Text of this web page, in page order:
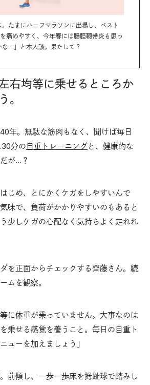
たまにハーフマラソンに出場し、ベスト
痛めやすく、今年春には腸脛靱帯炎も患っ
な…」と本人談。果たして？
右均等に乗せるところか
。
年。無駄な筋肉もなく、聞けば毎日
分の自重トレーニングと、健康的な
が…？
はじめ、とにかくケガをしやすいんで
味で、負荷がかかりやすいのもあると
少しケガの心配なく気持ちよく走れれ
を正面からチェックする齊藤さん。続
ムを観察。
に体重が乗っていません。大事なのは
乗せる感覚を養うこと。毎日の自重ト
ューを加えましょう」
前傾し、一歩一歩床を拇趾球で踏みし